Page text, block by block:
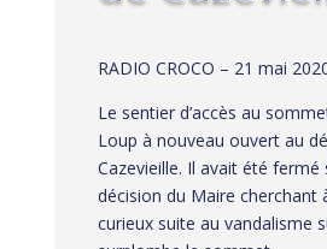
RADIO CROCO – 21 mai
Le sentier d’accès au
Loup à nouveau ouvert au
Cazevieille. Il avait été fermé
décision du Maire cherchant
curieux suite au vandalisme